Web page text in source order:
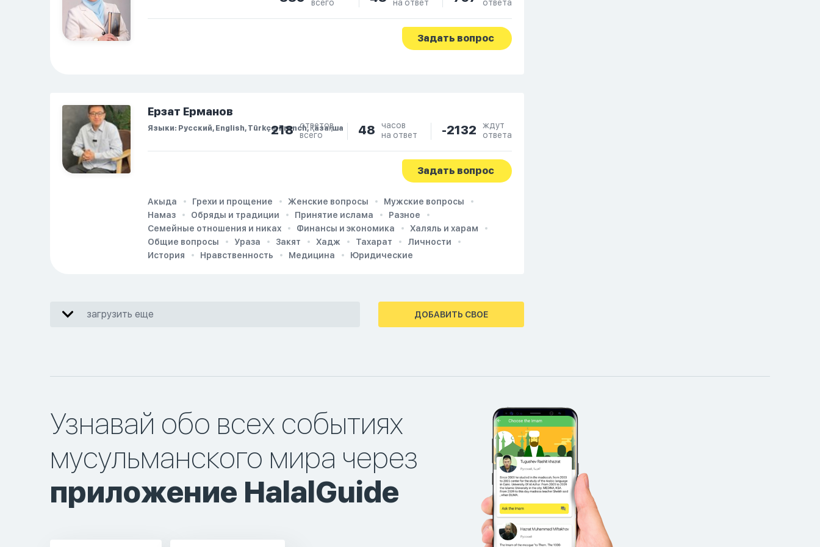
случилось. И я
рассказала о своих
проблемах. Затем я
всего
на ответ
ответа
Задать вопрос
Ерзат Ерманов
Языки: Русский, English, Türkçe, French, Қазақша
218
ответов
всего
48
часов
на ответ
-2132
ждут
ответа
Задать вопрос
Акыда Грехи и прощение Женские вопросы
Мужские вопросы
Намаз
Обряды и традиции Принятие ислама
Разное
Семейные отношения и никах
Финансы и экономика
Халяль и харам
Общие вопросы
Ураза Закят Хадж Тахарат
Личности
История
Нравственность Медицина Юридические
загрузить еще ДОБАВИТЬ СВОЕ
Узнавай обо всех событиях
мусульманского мира через
приложение HalalGuide